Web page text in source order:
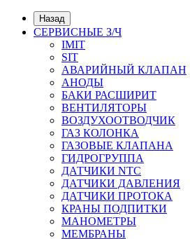
Назад
СЕРВИСНЫЕ З/Ч
IMIT
SIT
АВАРИЙНЫЙ КЛАПАН
АНОДЫ
БАКИ РАСШИРИТ
ВЕНТИЛЯТОРЫ
ВОЗДУХООТВОДЧИК
ГАЗ КОЛОНКА
ГАЗОВЫЕ КЛАПАНА
ГИДРОГРУППА
ДАТЧИКИ NTC
ДАТЧИКИ ДАВЛЕНИЯ
ДАТЧИКИ ПРОТОКА
КРАНЫ ПОДПИТКИ
МАНОМЕТРЫ
МЕМБРАНЫ